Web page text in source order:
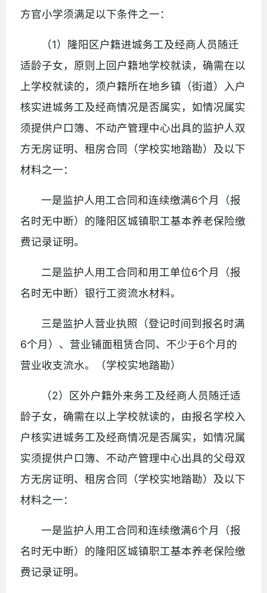
方官小学须满足以下条件之一：
（1）隆阳区户籍进城务工及经商人员随迁
适龄子女，原则上回户籍地学校就读，确需在以
上学校就读的，须户籍所在地乡镇（街道）入户
核实进城务工及经商情况是否属实，如情况属实
须提供户口簿、不动产管理中心出具的监护人双
方无房证明、租房合同（学校实地踏勘）及以下
材料之一：
一是监护人用工合同和连续缴满6个月（报
名时无中断）的隆阳区城镇职工基本养老保险缴
费记录证明。
二是监护人用工合同和用工单位6个月（报
名时无中断）银行工资流水材料。
三是监护人营业执照（登记时间到报名时满
6个月）、营业铺面租赁合同、不少于6个月的
营业收支流水。（学校实地踏勘）
（2）区外户籍外来务工及经商人员随迁适
龄子女，确需在以上学校就读的，由报名学校入
户核实进城务工及经商情况是否属实，如情况属
实须提供户口簿、不动产管理中心出具的父母双
方无房证明、租房合同（学校实地踏勘）及以下
材料之一：
一是监护人用工合同和连续缴满6个月（报
名时无中断）的隆阳区城镇职工基本养老保险缴
费记录证明。